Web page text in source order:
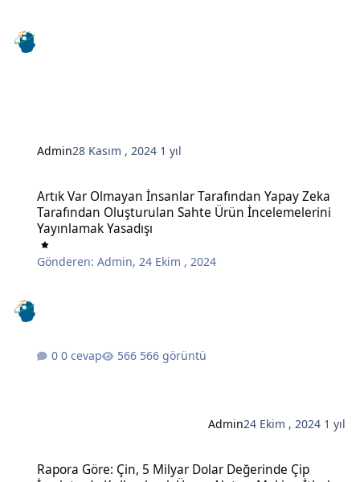
Admin28 Kasım , 2024 1 yıl
Artık Var Olmayan İnsanlar Tarafından Yapay Zeka
Tarafından Oluşturulan Sahte Ürün İncelemelerini
Yayınlamak Yasadışı
Gönderen:Admin,24 Ekim , 2024
0 cevap 566 görüntü
Admin24 Ekim , 2024 1 yıl
Rapora Göre: Çin, 5 Milyar Dolar Değerinde Çip